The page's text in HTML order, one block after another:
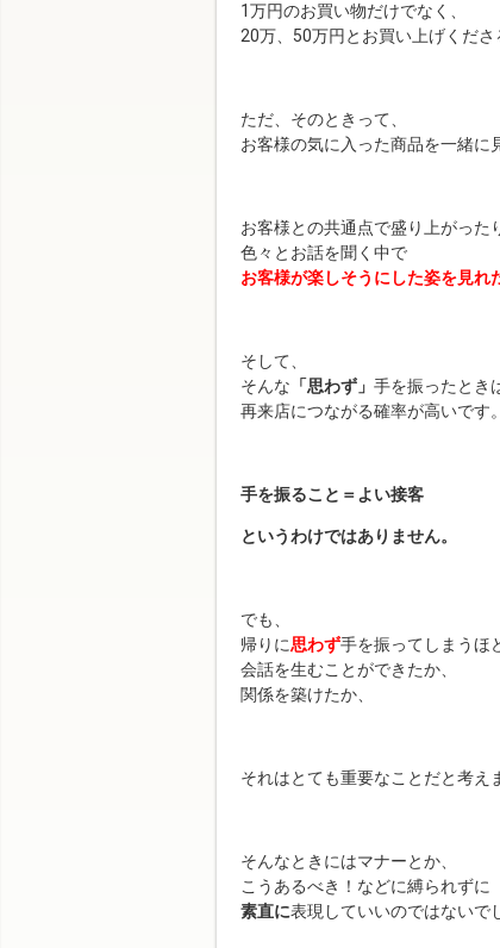
1万円のお買い物だけでなく、
20万、50万円とお買い上げくださ
ただ、そのときって、
お客様の気に入った商品を一緒に
お客様との共通点で盛り上がった
色々とお話を聞く中で
お客様が楽しそうにした姿を見れ
そして、
そんな 「思わず」 手を振ったとき
再来店につながる確率が高いです。
手を振ること＝よい接客
というわけではありません。
でも、
帰りに思わず手を振ってしまうほ
会話を生むことができたか、
関係を築けたか、
それはとても重要なことだと考え
そんなときにはマナーとか、
こうあるべき！などに縛られずに
素直に表現していいのではないで